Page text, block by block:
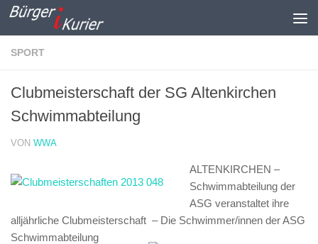
Zum Inhalt springen
SPORT
Clubmeisterschaft der SG Altenkirchen
Schwimmabteilung
VON WWA
ALTENKIRCHEN –
Schwimmabteilung der
ASG veranstaltet ihre
alljährliche Clubmeisterschaft – Die Schwimmer/innen der ASG
Schwimmabteilung